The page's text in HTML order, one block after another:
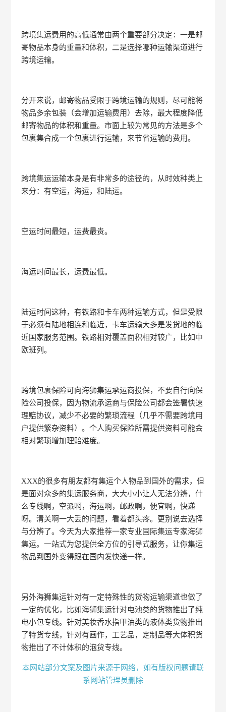
跨境集运费用的高低通常由两个重要部分决定：一是邮
寄物品本身的重量和体积，二是选择哪种运输渠道进行
跨境运输。
分开来说，邮寄物品受限于跨境运输的规则，尽可能将
物品多余包装（会增加运输费用）去除，最大程度降低
邮寄物品的体积和重量。市面上较为常见的方法是多个
包裹集合成一个包裹进行运输，来节省运输的费用。
跨境集运运输本身是有非常多的途径的，从时效种类上
来分：有空运，海运，和陆运。
空运时间最短，运费最贵。
海运时间最长，运费最低。
陆运时间这种，有铁路和卡车两种运输方式，但是受限
于必须有陆地相连和临近，卡车运输大多是发货地的临
近国家服务范围。铁路相对覆盖面积相对较广，比如中
欧班列。
跨境包裹保险可向海狮集运承运商投保，不要自行向保
险公司投保，因为物流承运商与保险公司都会签署快速
理赔协议，减少不必要的繁琐流程（几乎不需要跨境用
户提供繁杂资料）。个人购买保险所需提供资料可能会
相对繁琐增加理赔难度。
XXX的很多有朋友都有集运个人物品到国外的需求，但
是面对众多的集运服务商，大大小小让人无法分辨，什
么专线啊，空派啊，海运啊，邮政啊，便宜啊，快递
呀。清关啊一大丢的问题，看着都头疼。更别说去选择
与分辨了。今天为大家推荐一家专业国际集运专家海狮
集运。一站式为您提供全方位的引导式服务，让你集运
物品到国外变得跟在国内发快递一样。
另外海狮集运针对有一定特殊性的货物运输渠道也做了
一定的优化，比如海狮集运针对电池类的货物推出了纯
电小包专线。针对美妆香水指甲油类的液体类货物推出
了特货专线，针对有画作，工艺品，定制品等大体积货
物推出了不计体积的泡货专线。
本网站部分文案及图片来源于网络，如有版权问题请联
系网站管理员删除